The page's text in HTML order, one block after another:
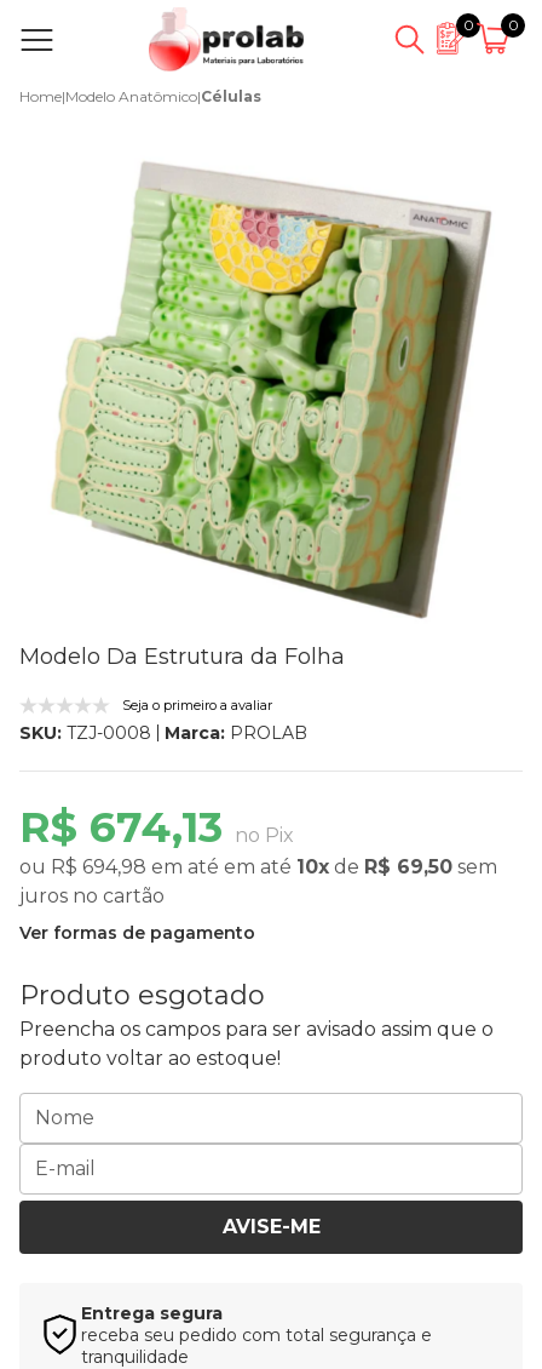
0 0
Home|Modelo Anatômico|Células
Modelo Da Estrutura da Folha
Seja o primeiro a avaliar
SKU: TZJ-0008 Marca: PROLAB
R$ 674,13
no Pix
ou R$ 694,98 em até em até 10x de R$ 69,50 sem
juros no cartão
Ver formas de pagamento
Produto esgotado
Preencha os campos para ser avisado assim que o
produto voltar ao estoque!
AVISE-ME
Entrega segura
receba seu pedido com total segurança e
tranquilidade